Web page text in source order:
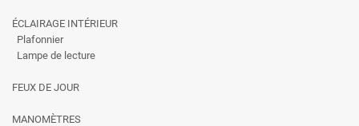
ÉCLAIRAGE INTÉRIEUR
Plafonnier
Lampe de lecture
FEUX DE JOUR
MANOMÈTRES